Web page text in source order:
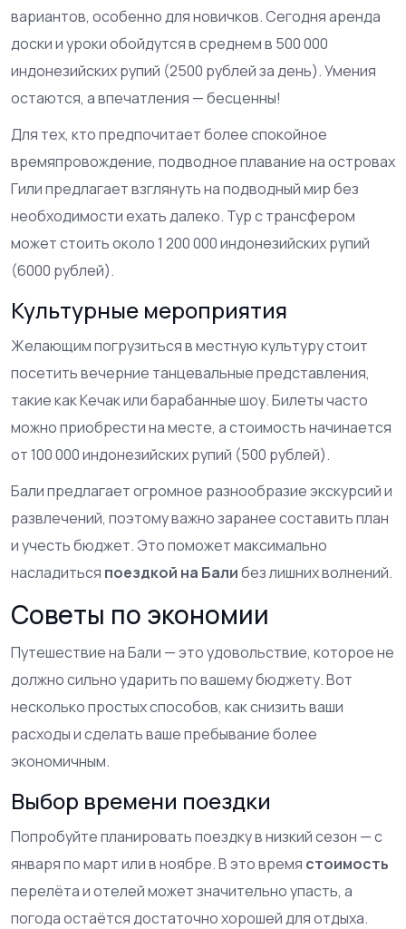
вариантов, особенно для новичков. Сегодня аренда
доски и уроки обойдутся в среднем в 500 000
индонезийских рупий (2500 рублей за день). Умения
остаются, а впечатления — бесценны!
Для тех, кто предпочитает более спокойное
времяпровождение, подводное плавание на островах
Гили предлагает взглянуть на подводный мир без
необходимости ехать далеко. Тур с трансфером
может стоить около 1 200 000 индонезийских рупий
(6000 рублей).
Культурные мероприятия
Желающим погрузиться в местную культуру стоит
посетить вечерние танцевальные представления,
такие как Кечак или барабанные шоу. Билеты часто
можно приобрести на месте, а стоимость начинается
от 100 000 индонезийских рупий (500 рублей).
Бали предлагает огромное разнообразие экскурсий и
развлечений, поэтому важно заранее составить план
и учесть бюджет. Это поможет максимально
насладиться поездкой на Балибез лишних волнений.
Советы по экономии
Путешествие на Бали — это удовольствие, которое не
должно сильно ударить по вашему бюджету. Вот
несколько простых способов, как снизить ваши
расходы и сделать ваше пребывание более
экономичным.
Выбор времени поездки
Попробуйте планировать поездку в низкий сезон — с
января по март или в ноябре. В это время стоимость
перелёта и отелей может значительно упасть, а
погода остаётся достаточно хорошей для отдыха.